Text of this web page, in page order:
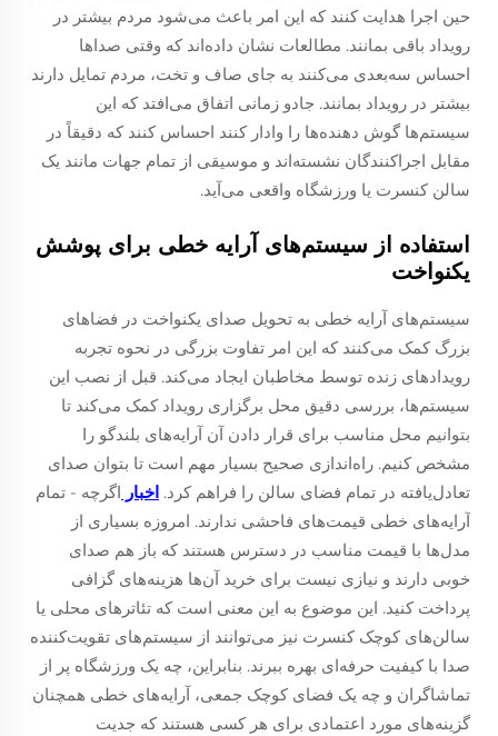
حین اجرا هدایت کنند که این امر باعث می‌شود مردم بیشتر در
رویداد باقی بمانند. مطالعات نشان داده‌اند که وقتی صداها
احساس سه‌بعدی می‌کنند به جای صاف و تخت، مردم تمایل دارند
بیشتر در رویداد بمانند. جادو زمانی اتفاق می‌افتد که این
سیستم‌ها گوش دهنده‌ها را وادار کنند احساس کنند که دقیقاً در
مقابل اجراکنندگان نشسته‌اند و موسیقی از تمام جهات مانند یک
سالن کنسرت یا ورزشگاه واقعی می‌آید.
استفاده از سیستم‌های آرایه خطی برای پوشش
یکنواخت
سیستم‌های آرایه خطی به تحویل صدای یکنواخت در فضاهای
بزرگ کمک می‌کنند که این امر تفاوت بزرگی در نحوه تجربه
رویدادهای زنده توسط مخاطبان ایجاد می‌کند. قبل از نصب این
سیستم‌ها، بررسی دقیق محل برگزاری رویداد کمک می‌کند تا
بتوانیم محل مناسب برای قرار دادن آن آرایه‌های بلندگو را
مشخص کنیم. راه‌اندازی صحیح بسیار مهم است تا بتوان صدای
تعادل‌یافته در تمام فضای سالن را فراهم کرد. اخبار اگرچه - تمام
آرایه‌های خطی قیمت‌های فاحشی ندارند. امروزه بسیاری از
مدل‌ها با قیمت مناسب در دسترس هستند که باز هم صدای
خوبی دارند و نیازی نیست برای خرید آن‌ها هزینه‌های گزافی
پرداخت کنید. این موضوع به این معنی است که تئاترهای محلی یا
سالن‌های کوچک کنسرت نیز می‌توانند از سیستم‌های تقویت‌کننده
صدا با کیفیت حرفه‌ای بهره ببرند. بنابراین، چه یک ورزشگاه پر از
تماشاگران و چه یک فضای کوچک جمعی، آرایه‌های خطی همچنان
گزینه‌های مورد اعتمادی برای هر کسی هستند که جدیت